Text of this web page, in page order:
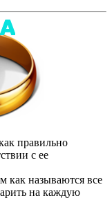
правильно
с ее
как называются все
на каждую